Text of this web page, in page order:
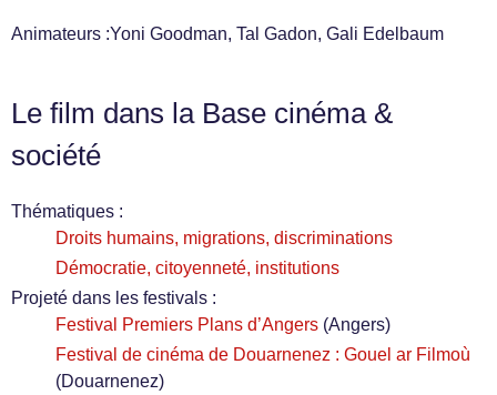
Animateurs :Yoni Goodman, Tal Gadon, Gali Edelbaum
Le film dans la Base cinéma &
société
Thématiques :
Droits humains, migrations, discriminations
Démocratie, citoyenneté, institutions
Projeté dans les festivals :
Festival Premiers Plans d’Angers (Angers)
Festival de cinéma de Douarnenez : Gouel ar Filmoù
(Douarnenez)